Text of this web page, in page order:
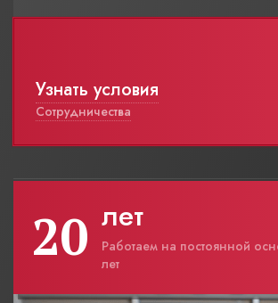
Узнать условия
Сотрудничества
20 лет
Работаем на постоянной
лет